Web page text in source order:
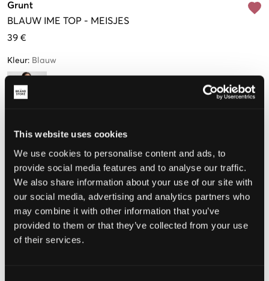
This website uses cookies
We use cookies to personalise content and ads, to
provide social media features and to analyse our traffic.
We also share information about your use of our site with
our social media, advertising and analytics partners who
may combine it with other information that you’ve
provided to them or that they’ve collected from your use
of their services.
Grunt
BLAUW
IME TOP - MEISJES
39 €
Kleur: Blauw
Maat
134-140 cm 146-152 cm 158-164 cm
Weinig
beschikbaar
170-176 cm
182-188